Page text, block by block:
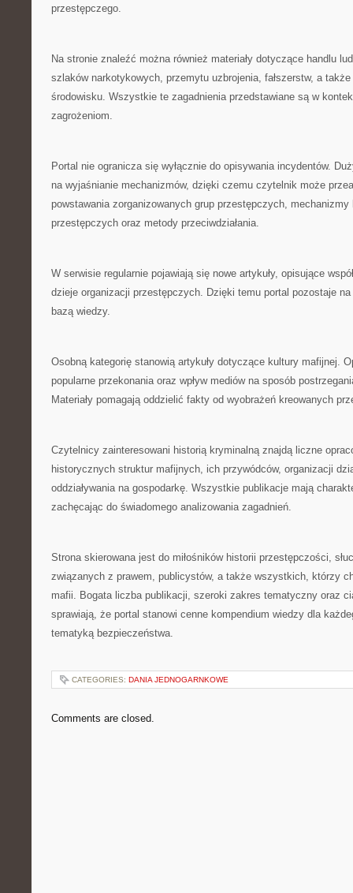
przestępczego.
Na stronie znaleźć można również materiały dotyczące handlu
szlaków narkotykowych, przemytu uzbrojenia, fałszerstw, a
środowisku. Wszystkie te zagadnienia przedstawiane są w
zagrożeniom.
Portal nie ogranicza się wyłącznie do opisywania incydentów.
na wyjaśnianie mechanizmów, dzięki czemu czytelnik może
powstawania zorganizowanych grup przestępczych, mechanizmy
przestępczych oraz metody przeciwdziałania.
W serwisie regularnie pojawiają się nowe artykuły, opisujące
dzieje organizacji przestępczych. Dzięki temu portal pozostaje
bazą wiedzy.
Osobną kategorię stanowią artykuły dotyczące kultury mafijnej.
popularne przekonania oraz wpływ mediów na sposób
Materiały pomagają oddzielić fakty od wyobrażeń kreowanych
Czytelnicy zainteresowani historią kryminalną znajdą liczne
historycznych struktur mafijnych, ich przywódców, organizacji
oddziaływania na gospodarkę. Wszystkie publikacje mają
zachęcając do świadomego analizowania zagadnień.
Strona skierowana jest do miłośników historii przestępczości,
związanych z prawem, publicystów, a także wszystkich, którzy
mafii. Bogata liczba publikacji, szeroki zakres tematyczny oraz
sprawiają, że portal stanowi cenne kompendium wiedzy dla
tematyką bezpieczeństwa.
CATEGORIES: DANIA JEDNOGARNKOWE
Comments are closed.